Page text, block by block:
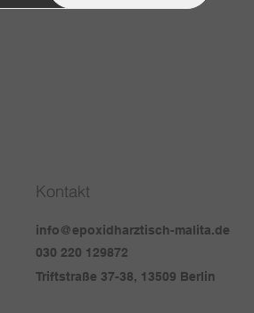
Kontakt
info@epoxidharztisch-malita.de
030 220 129872
Triftstraße 37-38, 13509 Berlin